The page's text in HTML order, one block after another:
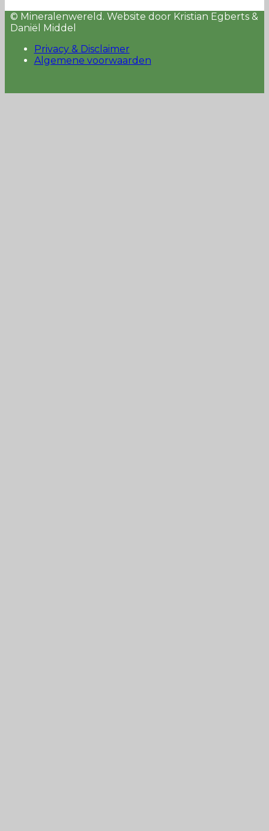
© Mineralenwereld. Website door Kristian Egberts &
Daniël Middel
Privacy & Disclaimer
Algemene voorwaarden